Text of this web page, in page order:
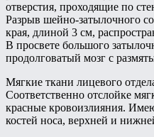
отверстия, проходящие по
Разрыв шейно-затылочного
края, длиной 3 см,
В просвете большого
продолговатый мозг с
Мягкие ткани лицевого
Соответственно отслойке
красные кровоизлияния.
костей носа, верхней и